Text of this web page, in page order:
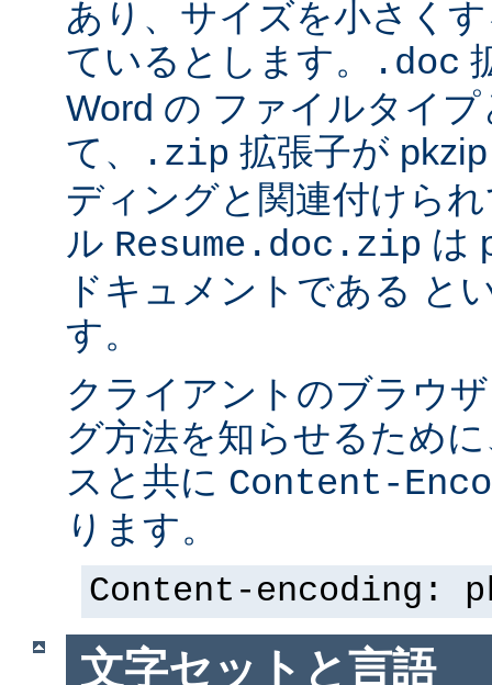
あり、サイズを小さく
ているとします。
.doc
Word の ファイルタイ
て、
.zip 拡張子が
ディングと関連付けら
ル Resume.doc.zip は
ドキュメントである と
す。
クライアントのブラウ
グ方法を知らせるため
スと共に Content-
ります。
Content-encoding:
文字セットと言語